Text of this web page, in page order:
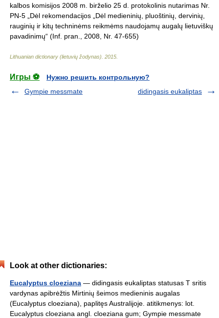
kalbos komisijos 2008 m. birželio 25 d. protokolinis nutarimas Nr.
PN-5 „Dėl rekomendacijos „Dėl medieninių, pluoštinių, dervinių,
rauginių ir kitų techninėms reikmėms naudojamų augalų lietuviškų
pavadinimų“ (Inf. pran., 2008, Nr. 47-655)
Lithuanian dictionary (lietuvių žodynas) 2015
Игры ⚽
Нужно решить контрольную?
Gympie messmate
didingasis eukaliptas
Look at other dictionaries:
Eucalyptus cloeziana — didingasis eukaliptas statusas T sritis
vardynas apibrėžtis Mirtinių šeimos medieninis augalas
(Eucalyptus cloeziana), paplitęs Australijoje. atitikmenys: lot.
Eucalyptus cloeziana angl. cloeziana gum; Gympie messmate